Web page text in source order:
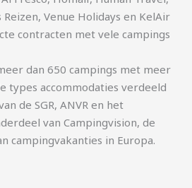
Venue Holidays en KelAir
contracten met vele campings
dan 650 campings met meer
types accommodaties verdeeld
de SGR, ANVR en het
van Campingvision, de
campingvakanties in Europa.